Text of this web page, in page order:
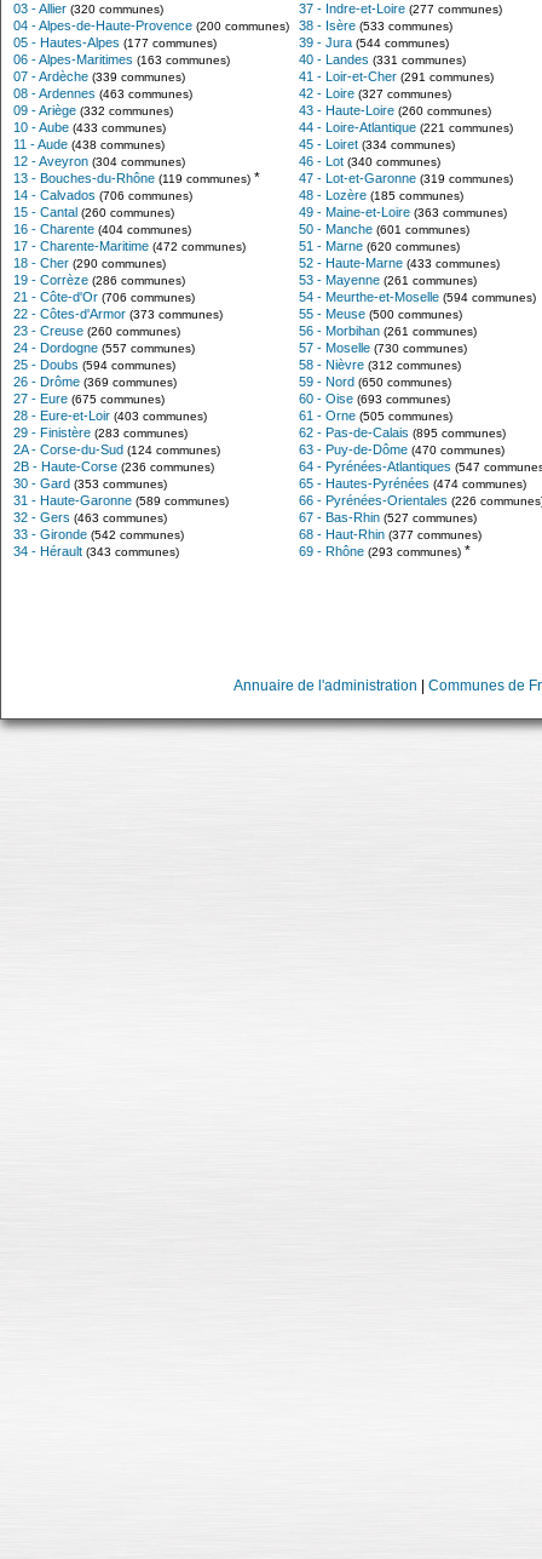
03 - Allier (320 communes)
04 - Alpes-de-Haute-Provence (200 communes)
05 - Hautes-Alpes (177 communes)
06 - Alpes-Maritimes (163 communes)
07 - Ardèche (339 communes)
08 - Ardennes (463 communes)
09 - Ariège (332 communes)
10 - Aube (433 communes)
11 - Aude (438 communes)
12 - Aveyron (304 communes)
13 - Bouches-du-Rhône (119 communes) *
14 - Calvados (706 communes)
15 - Cantal (260 communes)
16 - Charente (404 communes)
17 - Charente-Maritime (472 communes)
18 - Cher (290 communes)
19 - Corrèze (286 communes)
21 - Côte-d'Or (706 communes)
22 - Côtes-d'Armor (373 communes)
23 - Creuse (260 communes)
24 - Dordogne (557 communes)
25 - Doubs (594 communes)
26 - Drôme (369 communes)
27 - Eure (675 communes)
28 - Eure-et-Loir (403 communes)
29 - Finistère (283 communes)
2A - Corse-du-Sud (124 communes)
2B - Haute-Corse (236 communes)
30 - Gard (353 communes)
31 - Haute-Garonne (589 communes)
32 - Gers (463 communes)
33 - Gironde (542 communes)
34 - Hérault (343 communes)
37 - Indre-et-Loire (277 communes)
38 - Isère (533 communes)
39 - Jura (544 communes)
40 - Landes (331 communes)
41 - Loir-et-Cher (291 communes)
42 - Loire (327 communes)
43 - Haute-Loire (260 communes)
44 - Loire-Atlantique (221 communes)
45 - Loiret (334 communes)
46 - Lot (340 communes)
47 - Lot-et-Garonne (319 communes)
48 - Lozère (185 communes)
49 - Maine-et-Loire (363 communes)
50 - Manche (601 communes)
51 - Marne (620 communes)
52 - Haute-Marne (433 communes)
53 - Mayenne (261 communes)
54 - Meurthe-et-Moselle (594 communes)
55 - Meuse (500 communes)
56 - Morbihan (261 communes)
57 - Moselle (730 communes)
58 - Nièvre (312 communes)
59 - Nord (650 communes)
60 - Oise (693 communes)
61 - Orne (505 communes)
62 - Pas-de-Calais (895 communes)
63 - Puy-de-Dôme (470 communes)
64 - Pyrénées-Atlantiques (547
65 - Hautes-Pyrénées (474 communes)
66 - Pyrénées-Orientales (226
67 - Bas-Rhin (527 communes)
68 - Haut-Rhin (377 communes)
69 - Rhône (293 communes) *
Annuaire de l'administration Communes de